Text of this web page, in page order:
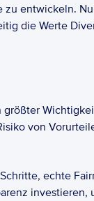
entwickeln.
die Werte
von
echte
investieren,